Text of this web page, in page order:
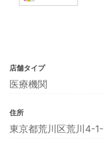
店舗タイプ
医療機関
住所
東京都荒川区荒川4-1-